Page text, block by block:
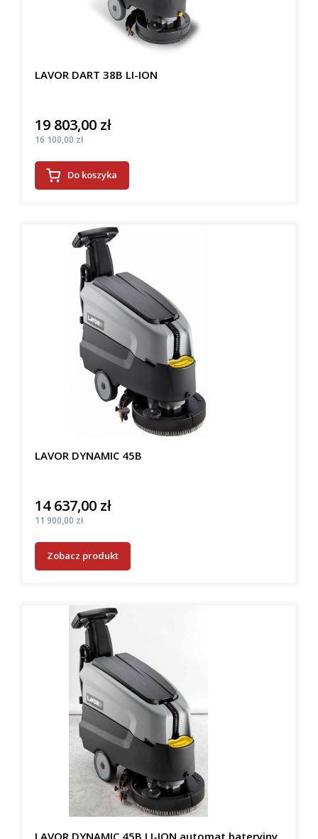
LAVOR DART 38B LI-ION
Cena
19 803,00 zł
Cena
16 100,00 zł
Do koszyka
LAVOR DYNAMIC 45B
Cena
14 637,00 zł
Cena
11 900,00 zł
Zobacz produkt
LAVOR DYNAMIC 45B LI-ION automat bateryjny